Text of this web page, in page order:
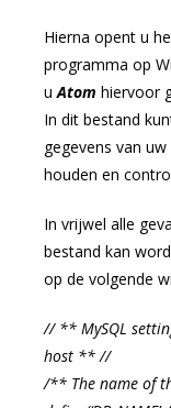
Hierna opent u
programma op
uAtom hiervoor
In dit bestand
gegevens van
houden en
In vrijwel alle
bestand kan
op de volgende
// ** MySQL
host ** //
/** The name of